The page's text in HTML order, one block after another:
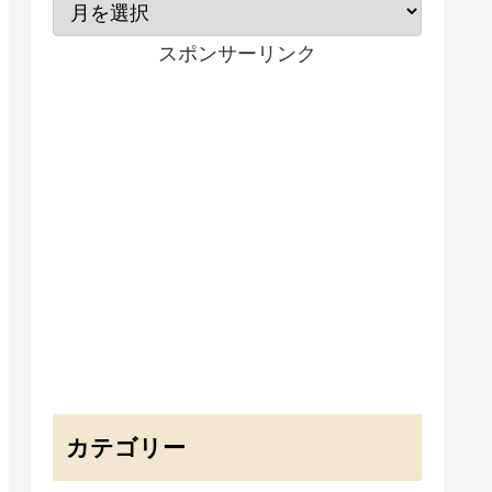
スポンサーリンク
カテゴリー